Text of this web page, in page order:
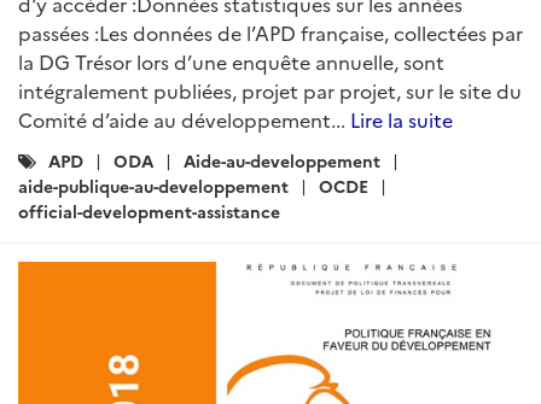
passées :Les données de l’APD française, collectées par
la DG Trésor lors d’une enquête annuelle, sont
intégralement publiées, projet par projet, sur le site du
Comité d’aide au développement... Lire la suite
Catégories
:
APD ODA
Aide-au-developpement
aide-publique-au-developpement
OCDE
official-development-assistance